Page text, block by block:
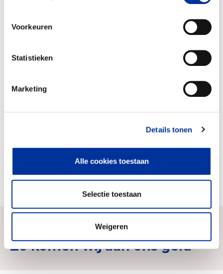
Voorkeuren
Statistieken
Marketing
Details tonen
Alle cookies toestaan
Selectie toestaan
Weigeren
(Directe) dienst- en
100%
In stand houden van een basisschool,
scholarships voor leerlingen die naar een
oog voor de situatie van ieder kind.
zorgen voor goede, gezonde voeding voor de
(middelbaar en daarna college / university)
Zo komen wij aan ons geld